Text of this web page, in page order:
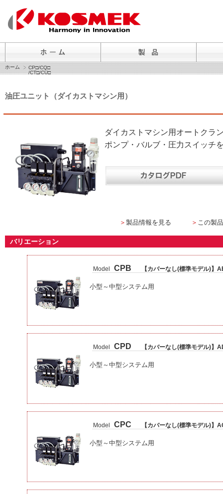
ホーム
CP□/CQ□
/CT□/CU□
油圧ユニット（ダイカストマシン用）
ダイカストマシン用オートクラ
ポンプ・バルブ・圧力スイッチ
＞ 製品情報を見る ＞ この製
バリエーション
Model CPB 【カバーなし(標準モデル)】
小型～中型システム用
Model CPD 【カバーなし(標準モデル)】
小型～中型システム用
Model CPC 【カバーなし(標準モデル)】
小型～中型システム用